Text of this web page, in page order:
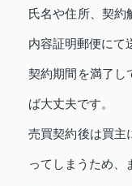
氏名や住所、契約
内容証明郵便にて
契約期間を満了し
ば大丈夫です。
売買契約後は買主
ってしまうため、